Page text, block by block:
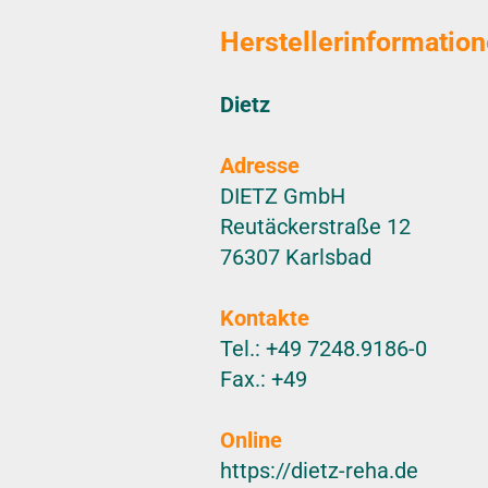
Dietz
Adresse
DIETZ GmbH
Reutäckerstraße 12
76307 Karlsbad
Kontakte
Tel.: +49 7248.9186-0
Fax.: +49
Online
https://dietz-reha.de